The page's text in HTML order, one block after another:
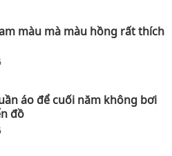
màu mà màu hồng rất thích
áo để cuối năm không bơi
đồ